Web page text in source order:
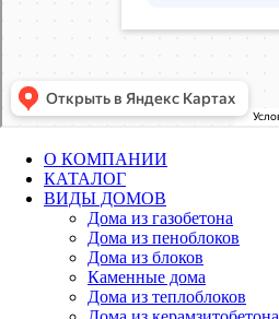
О КОМПАНИИ
КАТАЛОГ
ВИДЫ ДОМОВ
Дома из газобетона
Дома из пеноблоков
Дома из блоков
Каменные дома
Дома из теплоблоков